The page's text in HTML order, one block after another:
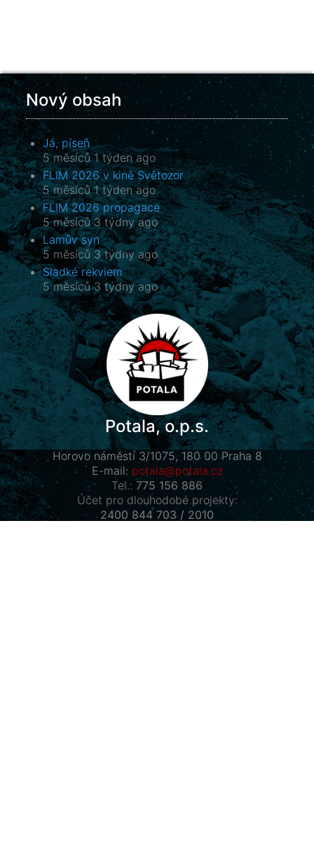
Potala, o.p.s.
Horovo náměstí 3/1075, 180 00 Praha 8
E-mail: potala@potala.cz
Tel.: 775 156 886
Účet pro dlouhodobé projekty:
2400 844 703 / 2010
Nový obsah
Já, píseň
5 měsíců 1 týden ago
FLIM 2026 v kině Světozor
5 měsíců 1 týden ago
FLIM 2026 propagace
5 měsíců 3 týdny ago
Lamův syn
5 měsíců 3 týdny ago
Sladké rekviem
5 měsíců 3 týdny ago